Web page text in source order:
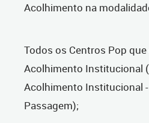
Acolhimento na
Todos os Centros Pop
Acolhimento Institucional
Acolhimento Institucional
Passagem);